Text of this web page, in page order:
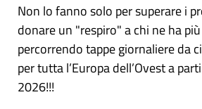
Non lo fanno solo per superare i
donare un "respiro" a chi ne ha
percorrendo tappe giornaliere da
per tutta l’Europa dell’Ovest a
2026!!!